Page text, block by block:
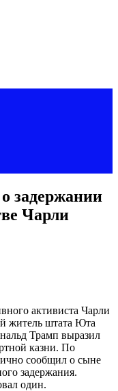
задержании
Чарли
активиста Чарли
житель штата Юта
Трамп выразил
казни. По
сообщил о сыне
задержания.
один.